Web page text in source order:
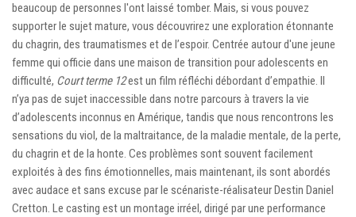
beaucoup de personnes l'ont laissé tomber. Mais, si vous pouvez
supporter le sujet mature, vous découvrirez une exploration étonnante
du chagrin, des traumatismes et de l’espoir. Centrée autour d'une jeune
femme qui officie dans une maison de transition pour adolescents en
difficulté, Court terme 12est un film réfléchi débordant d’empathie. Il
n’ya pas de sujet inaccessible dans notre parcours à travers la vie
d’adolescents inconnus en Amérique, tandis que nous rencontrons les
sensations du viol, de la maltraitance, de la maladie mentale, de la perte,
du chagrin et de la honte. Ces problèmes sont souvent facilement
exploités à des fins émotionnelles, mais maintenant, ils sont abordés
avec audace et sans excuse par le scénariste-réalisateur Destin Daniel
Cretton. Le casting est un montage irréel, dirigé par une performance